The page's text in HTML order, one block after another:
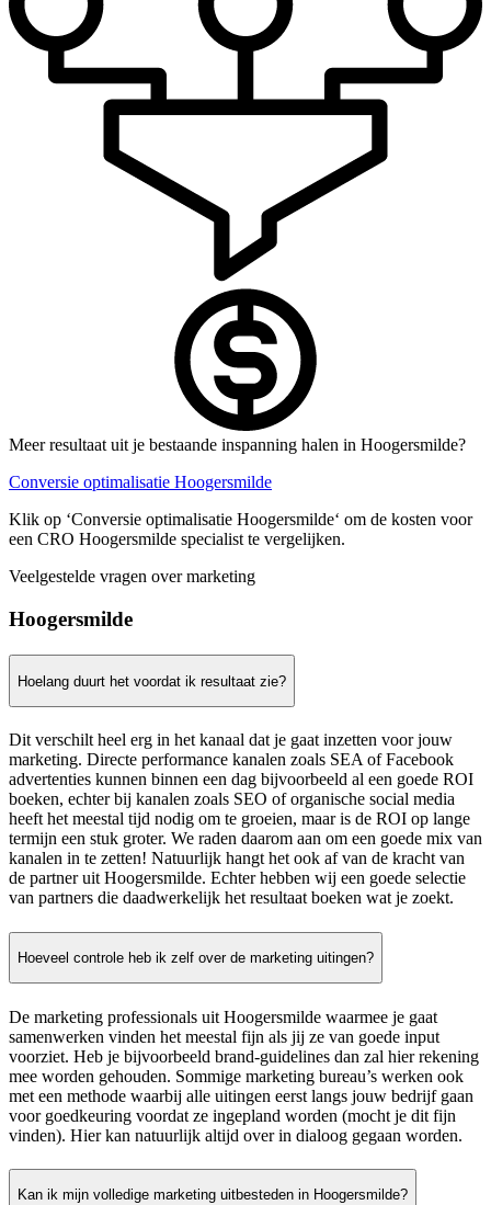
Meer resultaat uit je bestaande inspanning halen in Hoogersmilde?
Conversie optimalisatie Hoogersmilde
Klik op ‘Conversie optimalisatie Hoogersmilde‘ om de kosten voor
een CRO Hoogersmilde specialist te vergelijken.
Veelgestelde vragen over marketing
Hoogersmilde
Hoelang duurt het voordat ik resultaat zie?
Dit verschilt heel erg in het kanaal dat je gaat inzetten voor jouw
marketing. Directe performance kanalen zoals SEA of Facebook
advertenties kunnen binnen een dag bijvoorbeeld al een goede ROI
boeken, echter bij kanalen zoals SEO of organische social media
heeft het meestal tijd nodig om te groeien, maar is de ROI op lange
termijn een stuk groter. We raden daarom aan om een goede mix van
kanalen in te zetten! Natuurlijk hangt het ook af van de kracht van
de partner uit Hoogersmilde. Echter hebben wij een goede selectie
van partners die daadwerkelijk het resultaat boeken wat je zoekt.
Hoeveel controle heb ik zelf over de marketing uitingen?
De marketing professionals uit Hoogersmilde waarmee je gaat
samenwerken vinden het meestal fijn als jij ze van goede input
voorziet. Heb je bijvoorbeeld brand-guidelines dan zal hier rekening
mee worden gehouden. Sommige marketing bureau’s werken ook
met een methode waarbij alle uitingen eerst langs jouw bedrijf gaan
voor goedkeuring voordat ze ingepland worden (mocht je dit fijn
vinden). Hier kan natuurlijk altijd over in dialoog gegaan worden.
Kan ik mijn volledige marketing uitbesteden in Hoogersmilde?